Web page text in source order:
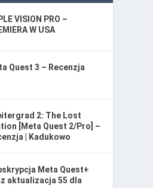
VISION PRO –
W USA
Quest 3 – Recenzja
2: The Lost
[Meta Quest 2/Pro] –
| Kadukowo
Meta Quest+
aktualizacja 55 dla